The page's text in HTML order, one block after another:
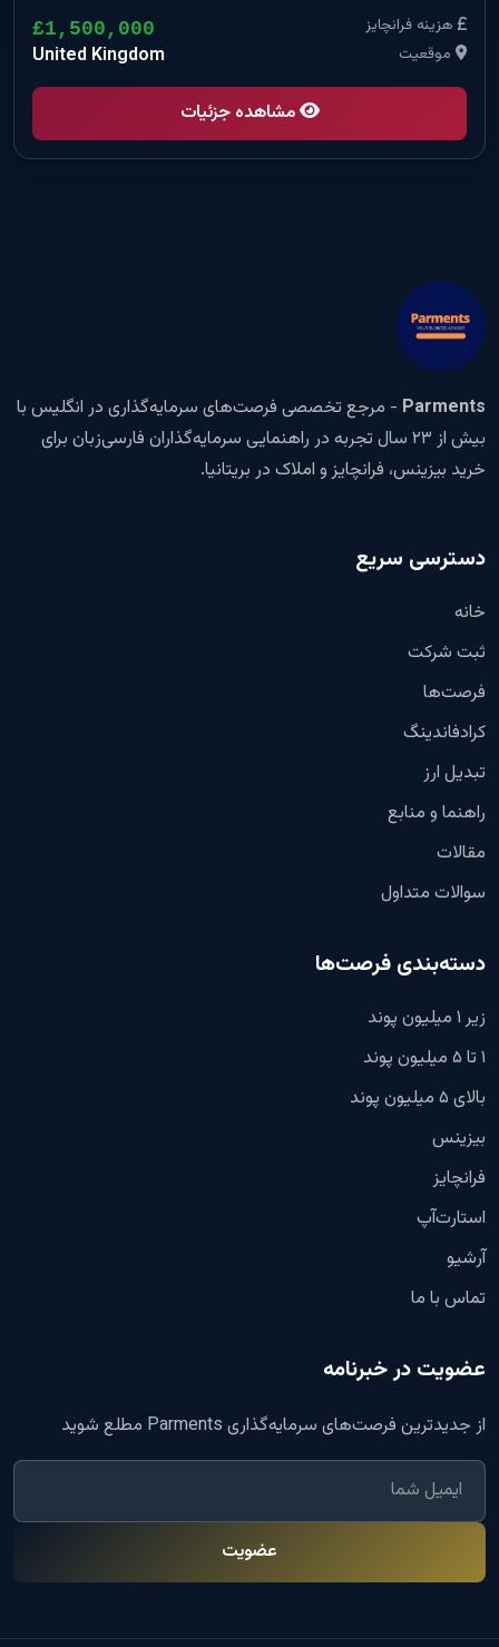
هزینه فرانچایز £1,500,000
موقعیت United Kingdom
مشاهده جزئیات
Parments - مرجع تخصصی فرصت‌های سرمایه‌گذاری در انگلیس با
بیش از ۲۳ سال تجربه در راهنمایی سرمایه‌گذاران فارسی‌زبان برای
خرید بیزینس، فرانچایز و املاک در بریتانیا.
دسترسی سریع
خانه
ثبت شرکت
فرصت‌ها
کرادفاندینگ
تبدیل ارز
راهنما و منابع
مقالات
سوالات متداول
دسته‌بندی فرصت‌ها
زیر ۱ میلیون پوند
۱ تا ۵ میلیون پوند
بالای ۵ میلیون پوند
بیزینس
فرانچایز
استارت‌آپ
آرشیو
تماس با ما
عضویت در خبرنامه
از جدیدترین فرصت‌های سرمایه‌گذاری Parments مطلع شوید
عضویت